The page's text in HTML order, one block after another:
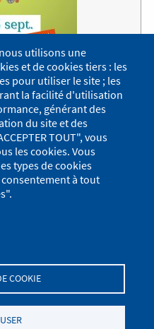
utilisons une
et de cookies tiers : les
pour utiliser le site ; les
la facilité d'utilisation
générant des
du site et des
TOUT", vous
les cookies. Vous
types de cookies
à tout
COOKIE
en Belledonne
en Belledonne.
en cas de mauvais
Lire la suite
de l'agenda